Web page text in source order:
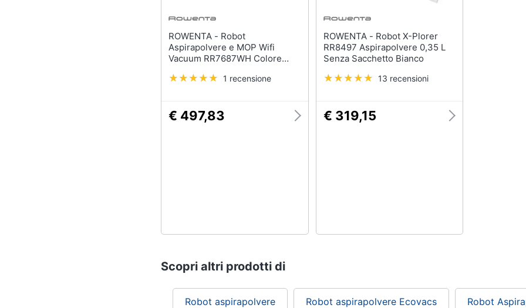
ROWENTA - Robot
Aspirapolvere e MOP Wifi
Vacuum RR7687WH Colore
1 recensione
€ 497,83
ROWENTA - Robot X-Plorer
RR8497 Aspirapolvere 0,35 L
Senza Sacchetto Bianco
13 recensioni
€ 319,15
Scopri altri prodotti di
Robot aspirapolvere Robot aspirapolvere Ecovacs Robot